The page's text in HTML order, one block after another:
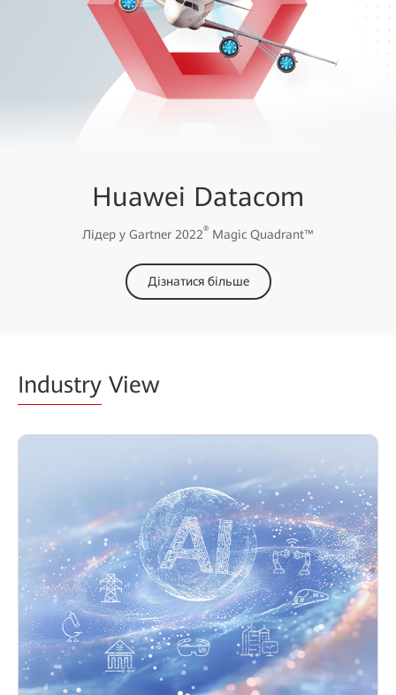
Huawei Datacom
Лідер у Gartner 2022® Magic Quadrant™
Дізнатися більше
Industry View